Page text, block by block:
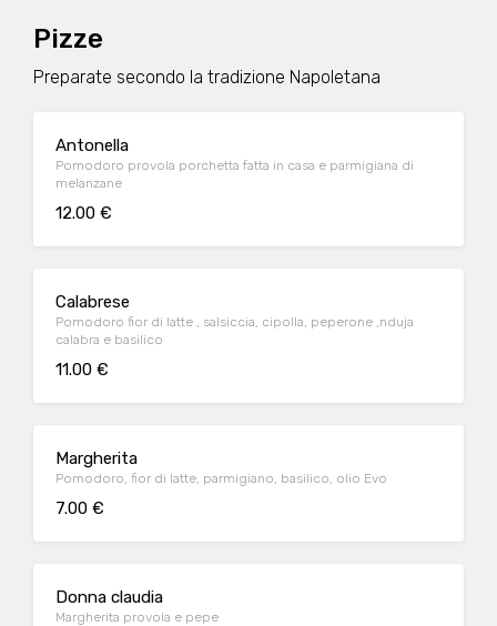
Pizze
Preparate secondo la tradizione Napoletana
Antonella
Pomodoro provola porchetta fatta in casa e parmigiana di
melanzane
12.00 €
Calabrese
Pomodoro fior di latte , salsiccia, cipolla, peperone ,nduja
calabra e basilico
11.00 €
Margherita
Pomodoro, fior di latte, parmigiano, basilico, olio Evo
7.00 €
Donna claudia
Margherita provola e pepe